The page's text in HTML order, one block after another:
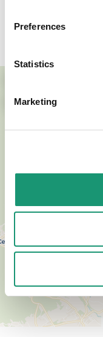
Preferences
Statistics
Marketing
Accès
−